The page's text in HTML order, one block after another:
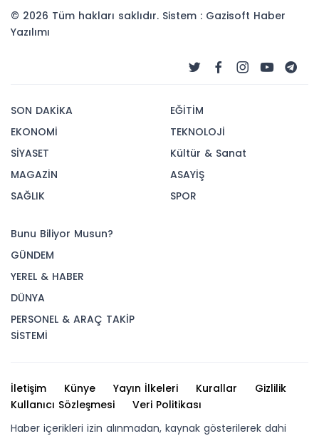
© 2026 Tüm hakları saklıdır. Sistem : Gazisoft Haber
Yazılımı
SON DAKİKA
EKONOMİ
SİYASET
MAGAZİN
SAĞLIK
EĞİTİM
TEKNOLOJİ
Kültür & Sanat
ASAYİŞ
SPOR
Bunu Biliyor Musun?
GÜNDEM
YEREL & HABER
DÜNYA
PERSONEL & ARAÇ TAKİP
SİSTEMİ
İletişim Künye Yayın İlkeleri Kurallar
Gizlilik
Kullanıcı Sözleşmesi
Veri Politikası
Haber içerikleri izin alınmadan, kaynak gösterilerek dahi